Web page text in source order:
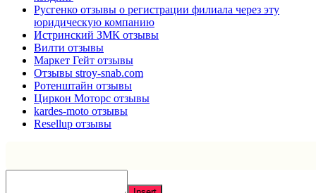
Русгенко отзывы о регистрации филиала через эту
юридическую компанию
Истринский ЗМК отзывы
Вилти отзывы
Маркет Гейт отзывы
Отзывы stroy-snab.com
Ротенштайн отзывы
Циркон Моторс отзывы
kardes-moto отзывы
Resellup отзывы